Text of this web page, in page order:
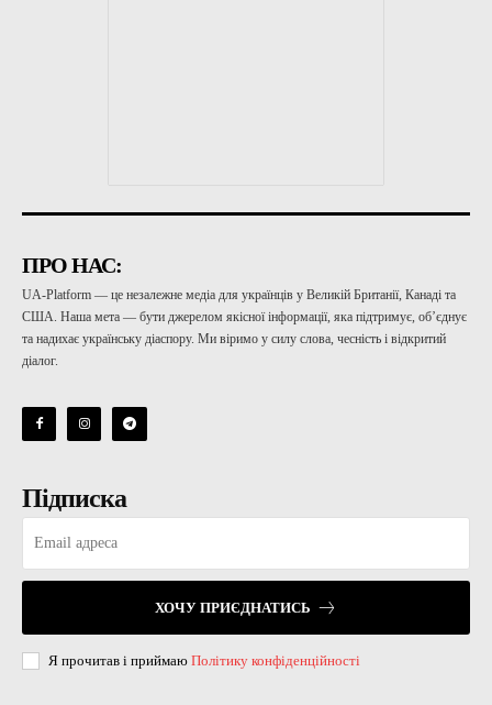
ПРО НАС:
UA-Platform — це незалежне медіа для українців у Великій Британії, Канаді та
США. Наша мета — бути джерелом якісної інформації, яка підтримує, об’єднує
та надихає українську діаспору. Ми віримо у силу слова, чесність і відкритий
діалог.
Підписка
ХОЧУ ПРИЄДНАТИСЬ
Я прочитав і приймаю Політику конфіденційності